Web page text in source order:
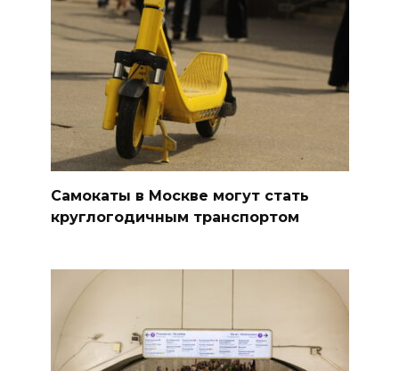
Самокаты в Москве могут стать
круглогодичным транспортом